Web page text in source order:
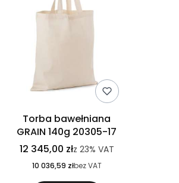
Torba bawełniana
GRAIN 140g 20305-17
12 345,00 złz 23% VAT
10 036,59 złbez VAT